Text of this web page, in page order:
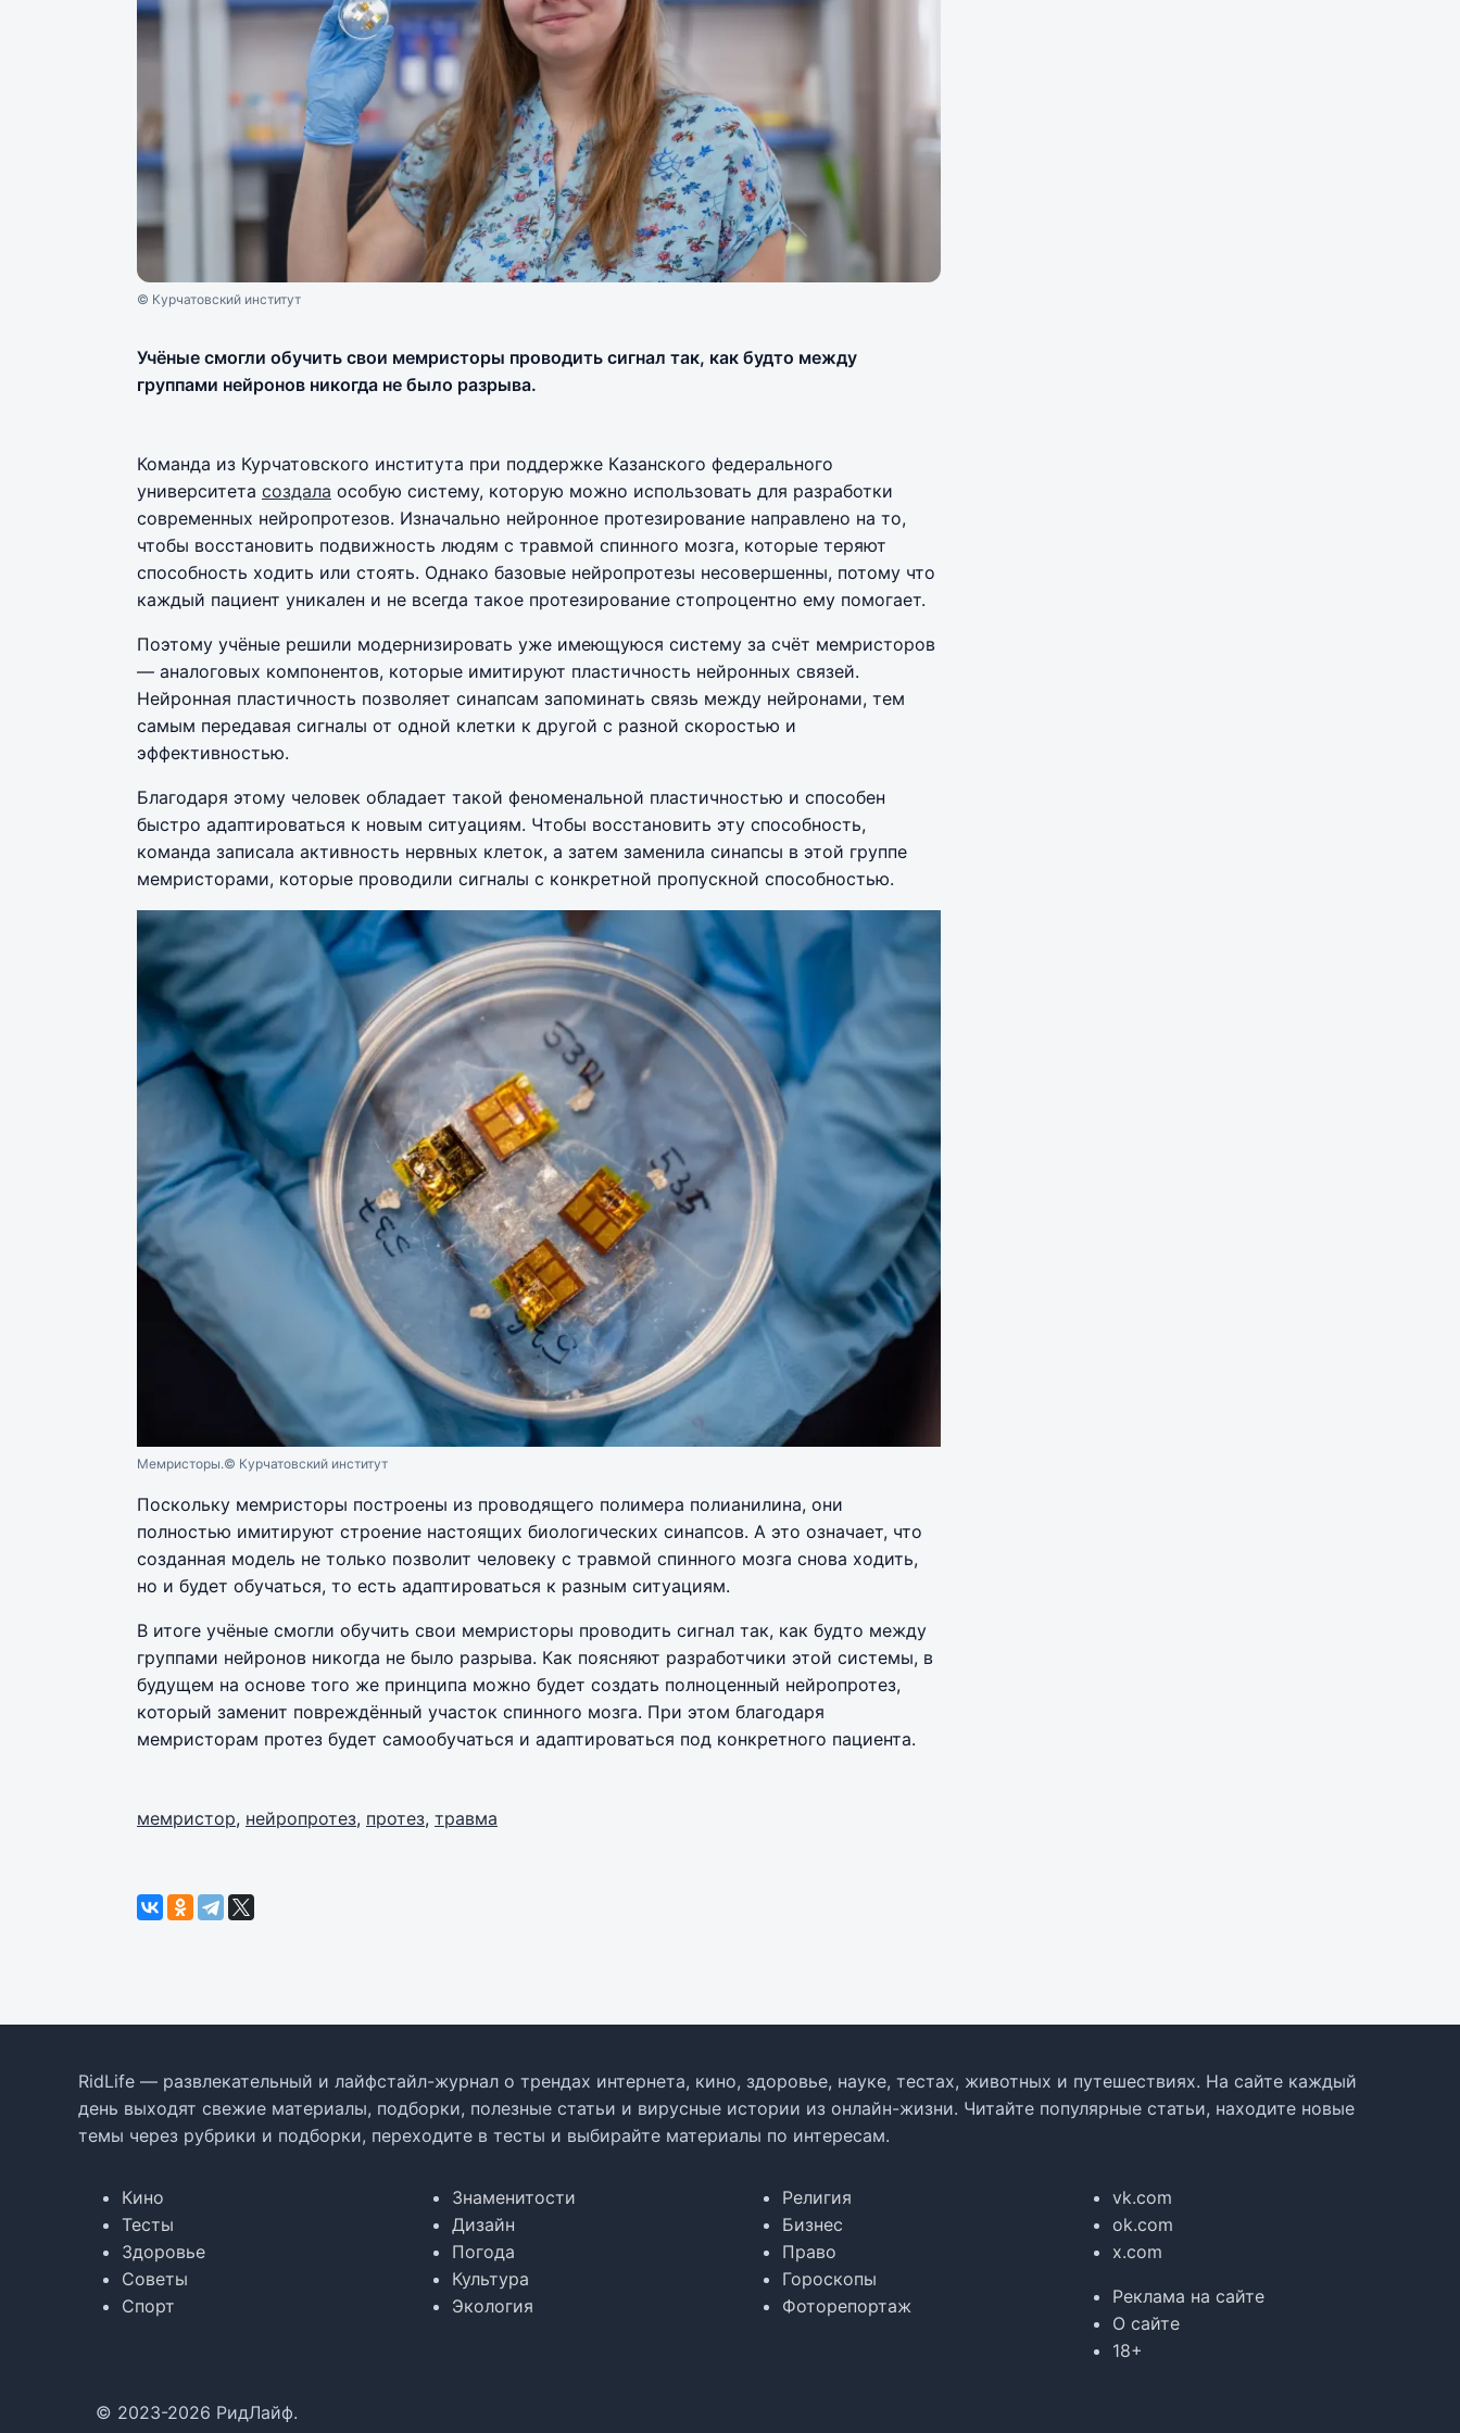
© Курчатовский институт
Учёные смогли обучить свои мемристоры проводить сигнал так, как будто между
группами нейронов никогда не было разрыва.
Команда из Курчатовского института при поддержке Казанского федерального
университета создала особую систему, которую можно использовать для разработки
современных нейропротезов. Изначально нейронное протезирование направлено на то,
чтобы восстановить подвижность людям с травмой спинного мозга, которые теряют
способность ходить или стоять. Однако базовые нейропротезы несовершенны, потому что
каждый пациент уникален и не всегда такое протезирование стопроцентно ему помогает.
Поэтому учёные решили модернизировать уже имеющуюся систему за счёт мемристоров
— аналоговых компонентов, которые имитируют пластичность нейронных связей.
Нейронная пластичность позволяет синапсам запоминать связь между нейронами, тем
самым передавая сигналы от одной клетки к другой с разной скоростью и
эффективностью.
Благодаря этому человек обладает такой феноменальной пластичностью и способен
быстро адаптироваться к новым ситуациям. Чтобы восстановить эту способность,
команда записала активность нервных клеток, а затем заменила синапсы в этой группе
мемристорами, которые проводили сигналы с конкретной пропускной способностью.
Мемристоры.© Курчатовский институт
Поскольку мемристоры построены из проводящего полимера полианилина, они
полностью имитируют строение настоящих биологических синапсов. А это означает, что
созданная модель не только позволит человеку с травмой спинного мозга снова ходить,
но и будет обучаться, то есть адаптироваться к разным ситуациям.
В итоге учёные смогли обучить свои мемристоры проводить сигнал так, как будто между
группами нейронов никогда не было разрыва. Как поясняют разработчики этой системы, в
будущем на основе того же принципа можно будет создать полноценный нейропротез,
который заменит повреждённый участок спинного мозга. При этом благодаря
мемристорам протез будет самообучаться и адаптироваться под конкретного пациента.
мемристор, нейропротез, протез, травма
RidLife — развлекательный и лайфстайл-журнал о трендах интернета, кино, здоровье, науке, тестах, животных и путешествиях. На сайте каждый
день выходят свежие материалы, подборки, полезные статьи и вирусные истории из онлайн-жизни. Читайте популярные статьи, находите новые
темы через рубрики и подборки, переходите в тесты и выбирайте материалы по интересам.
Кино
Тесты
Здоровье
Советы
Спорт
Знаменитости
Дизайн
Погода
Культура
Экология
Религия
Бизнес
Право
Гороскопы
Фоторепортаж
vk.com
ok.com
x.com
Реклама на сайте
О сайте
18+
© 2023-2026 РидЛайф.